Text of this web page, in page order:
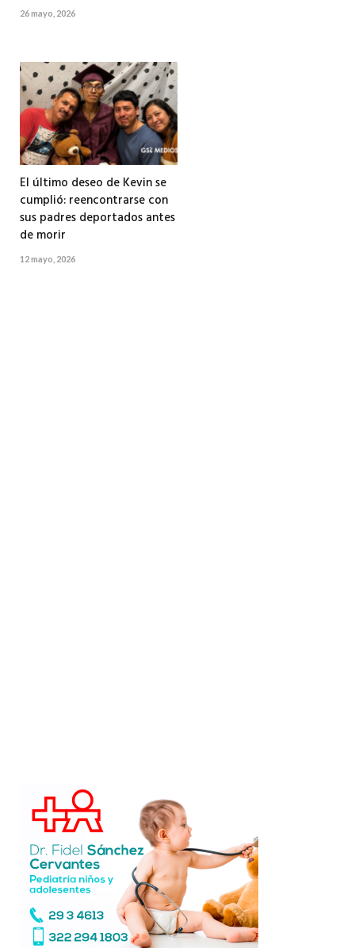
26 mayo, 2026
El último deseo de Kevin se
cumplió: reencontrarse con
sus padres deportados antes
de morir
12 mayo, 2026